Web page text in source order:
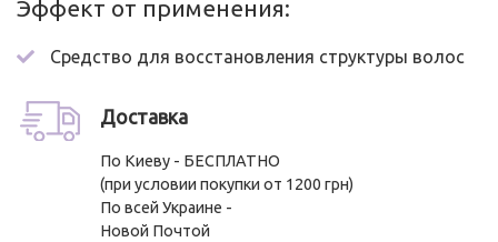
для
полного
структуры
волос
Эффект от применения:
Средство для восстановления структуры волос
Доставка
По Киеву - БЕСПЛАТНО
(при условии покупки от 1200 грн)
По всей Украине -
Новой Почтой